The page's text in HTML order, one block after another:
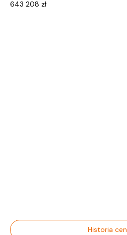
643 208 zł
Historia cen